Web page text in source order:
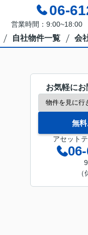
06-
営業時間：9:00~18:00
自社物件一覧 会
お気軽に
無
アセット